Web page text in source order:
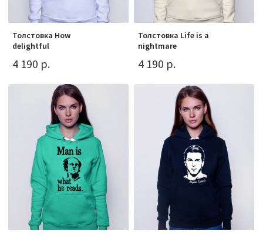
Толстовка How
delightful
4 190 р.
Толстовка Life is a
nightmare
4 190 р.